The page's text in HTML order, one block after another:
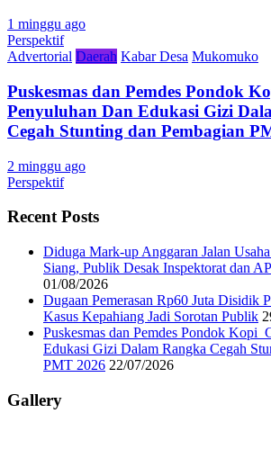
1 minggu ago
Perspektif
Advertorial Daerah Kabar Desa Mukomuko
Puskesmas dan Pemdes Pondok
Penyuluhan Dan Edukasi Gizi
Cegah Stunting dan Pembagian
2 minggu ago
Perspektif
Recent Posts
Diduga Mark-up Anggaran Jalan
Siang, Publik Desak Inspektorat dan
01/08/2026
Dugaan Pemerasan Rp60 Juta Disidik
Kasus Kepahiang Jadi Sorotan Publik
Puskesmas dan Pemdes Pondok Kopi
Edukasi Gizi Dalam Rangka Cegah
PMT 2026 22/07/2026
Gallery